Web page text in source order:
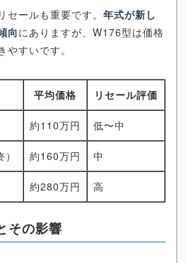
ールも重要です。 年式が新し
向にありますが、W176型は価格
すいです。
平均価格 リセール評価
約110万円 低〜中
約160万円 中
約280万円 高
その影響